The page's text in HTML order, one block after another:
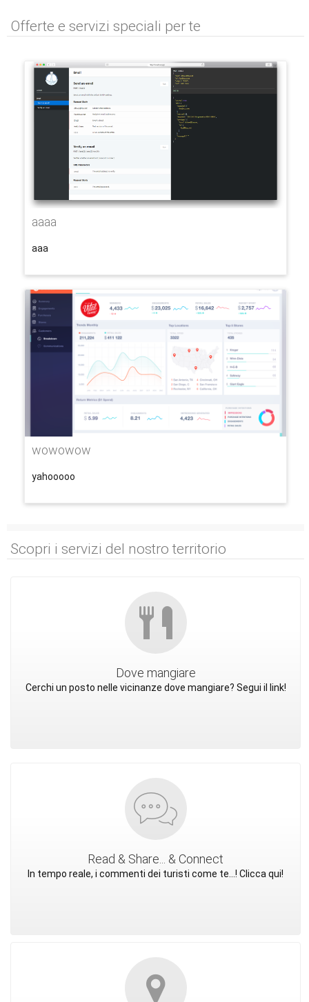
Offerte e servizi speciali per te
aaaa
aaa
wowowow
yahooooo
Scopri i servizi del nostro territorio
Dove mangiare
Cerchi un posto nelle vicinanze dove mangiare? Segui il link!
Read & Share... & Connect
In tempo reale, i commenti dei turisti come te...! Clicca qui!